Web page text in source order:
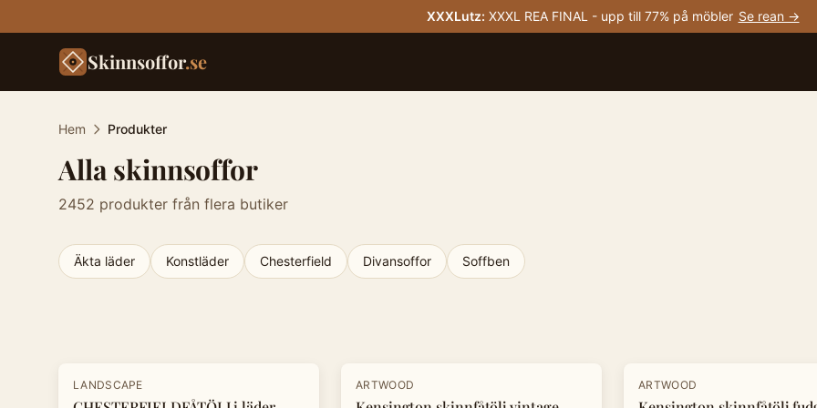
XXXLutz: XXXL REA FINAL - upp till 77% på möbler Se rean →
Skinnsoffor.se
Hem Produkter
Alla skinnsoffor
2452 produkter från flera butiker
Äkta läder Konstläder Chesterfield Divansoffor Soffben
- 30%
LANDSCAPE -20%
ARTWOOD -20%
ARTWOOD